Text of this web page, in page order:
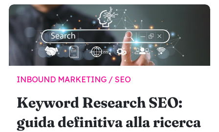
INBOUND MARKETING / SEO
Keyword Research SEO:
guida definitiva alla ricerca